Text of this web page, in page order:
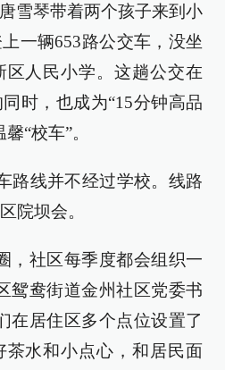
雪琴带着两个孩子来到小
一辆653路公交车，没坐
区人民小学。这趟公交在
时，也成为“15分钟高品
“校车”。
路线并不经过学校。线路
院坝会。
，社区每季度都会组织一
鸳鸯街道金州社区党委书
在居住区多个点位设置了
茶水和小点心，和居民面